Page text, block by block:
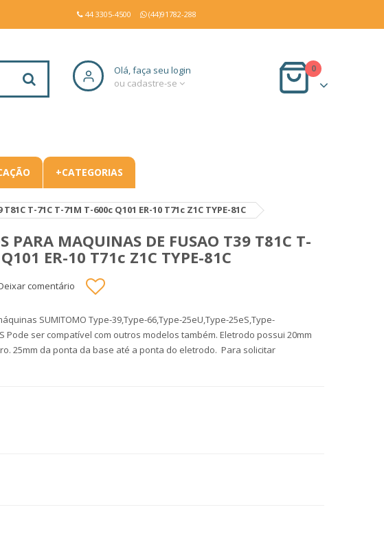
44 3305-4500 (44)91782-288
Olá, faça seu login
ou cadastre-se
0
+CATEGORIAS
T-71C T-71M T-600c Q101 ER-10 T71c Z1C TYPE-81C
PARA MAQUINAS DE FUSAO T39 T81C T-
ER-10 T71c Z1C TYPE-81C
comentário
SUMITOMO Type-39,Type-66,Type-25eU,Type-25eS,Type-
Pode ser compatível com outros modelos também. Eletrodo possui 20mm
25mm da ponta da base até a ponta do eletrodo. Para solicitar